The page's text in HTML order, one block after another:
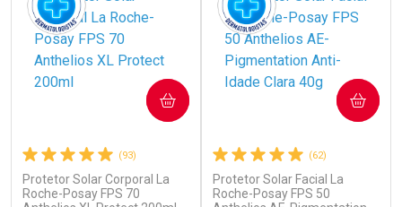
(93)
Protetor Solar Corporal La
Roche-Posay FPS 70
COMPRAR
(62)
Protetor Solar Facial La
Roche-Posay FPS 50
COMPRAR